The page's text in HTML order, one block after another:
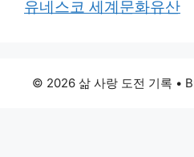
유네스코 세계문화유산
© 2026 삶 사랑 도전 기록 •